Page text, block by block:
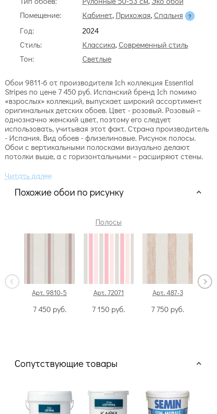
Помещение:
Кабинет, Прихожая, Спальня
Год:
2024
Стиль:
Классика, Современный стиль
Тон:
Светлые
Обои 9811-6 от производителя Ich коллекция Essential
Stripes по цене 7 450 руб. Испанский бренд Ich помимо
«взрослых» коллекций, выпускает широкий ассортимент
оригинальных детских обоев. Цвет - розовый. Розовый –
однозначно женский цвет, поэтому его следует
использовать, учитывая этот факт. Страна производитель
- Испания. Вид обоев - флизелиновые. Рисунок полосы.
Обои с вертикальными полосками визуально делают
потолки выше, а с горизонтальными – расширяют стены.
Похожие обои по рисунку
Полосы
Арт. 9810-5
7 450 руб.
Арт. 72071
7 150 руб.
Арт. 487-3
7 750 руб.
Сопутствующие товары